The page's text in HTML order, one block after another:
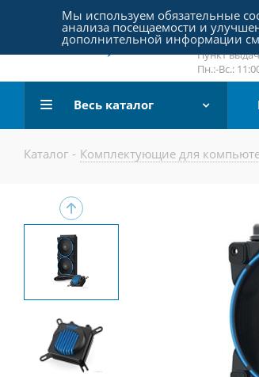
Пятницкое
email:
Пн.:-Вс.:
Пункт
Пн.:-Вс.:
Весь каталог
Каталог - Комплектующие для
Мы используем обязательные
анализа посещаемости и
дополнительной информации